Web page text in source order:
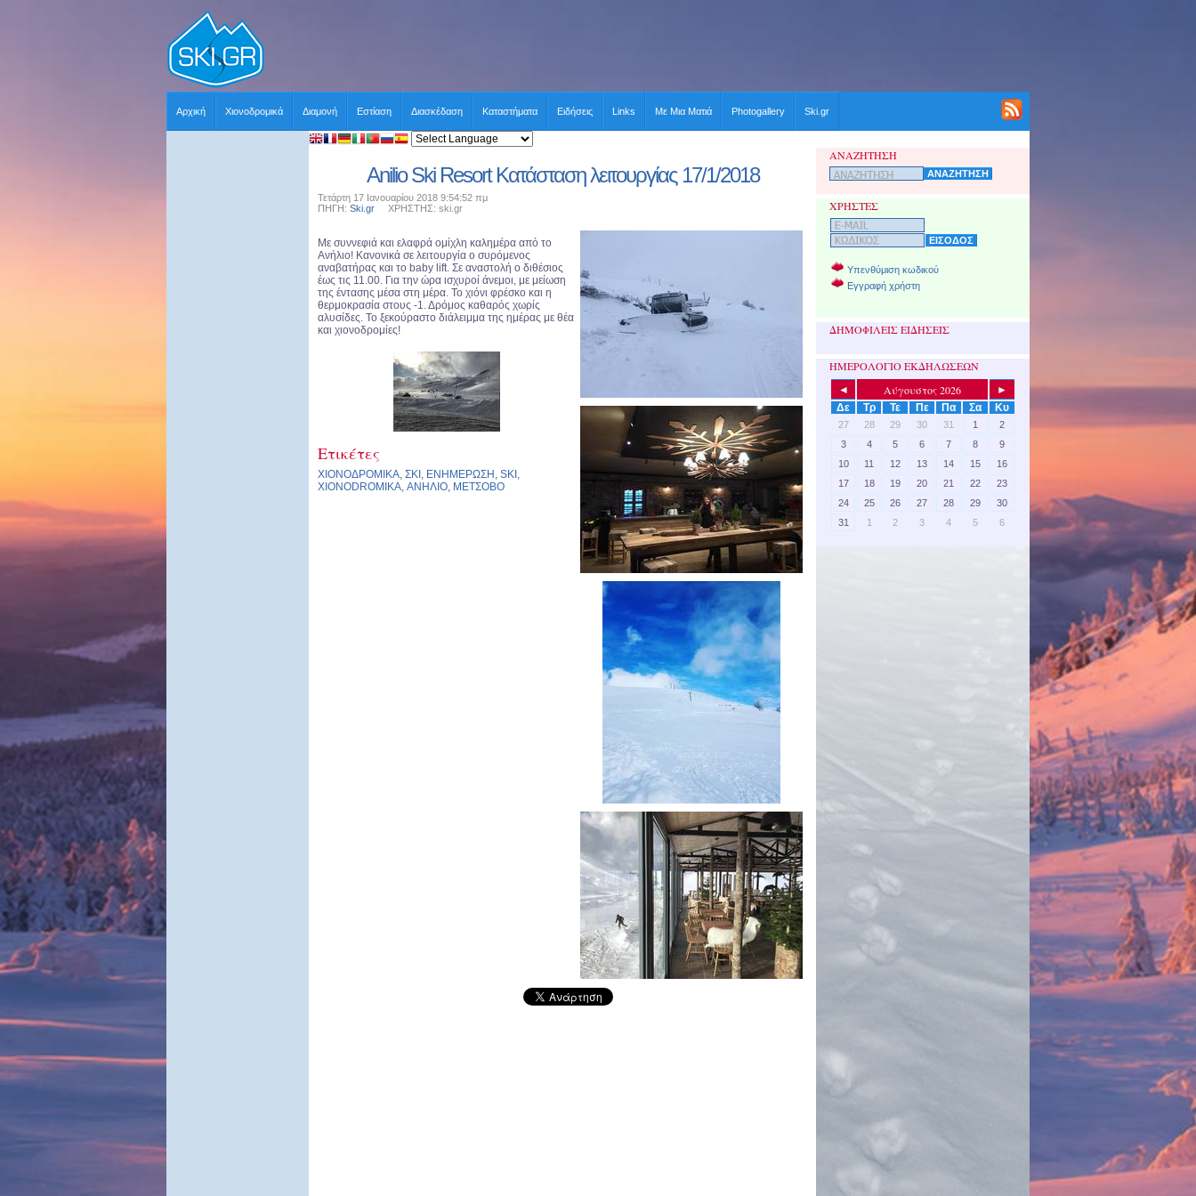
Αρχική Χιονοδρομικά Διαμονή Εστίαση Διασκέδαση Καταστήματα Ειδήσεις Links Με Μια Ματιά Photogallery Ski.gr
Anilio Ski Resort Κατάσταση λειτουργίας 17/1/2018
Τετάρτη 17 Ιανουαρίου 2018 9:54:52 πμ
ΠΗΓΗ: Ski.gr ΧΡΗΣΤΗΣ: ski.gr
Με συννεφιά και ελαφρά ομίχλη καλημέρα από το
Ανήλιο! Κανονικά σε λειτουργία ο συρόμενος
αναβατήρας και το baby lift. Σε αναστολή ο διθέσιος
έως τις 11.00. Για την ώρα ισχυροί άνεμοι, με μείωση
της έντασης μέσα στη μέρα. Το χιόνι φρέσκο και η
θερμοκρασία στους -1. Δρόμος καθαρός χωρίς
αλυσίδες. Το ξεκούραστο διάλειμμα της ημέρας με θέα
και χιονοδρομίες!
Ετικέτες
ΧΙΟΝΟΔΡΟΜΙΚΑ, ΣΚΙ , ΕΝΗΜΕΡΩΣΗ , SKI ,
XIONODROMIKA, ΑΝΗΛΙΟ, ΜΕΤΣΟΒΟ
ΑΝΑΖΗΤΗΣΗ
ΧΡΗΣΤΕΣ
Υπενθύμιση κωδικού
Εγγραφή χρήστη
ΔΗΜΟΦΙΛΕΙΣ ΕΙΔΗΣΕΙΣ
ΗΜΕΡΟΛΟΓΙΟ ΕΚΔΗΛΩΣΕΩΝ
◄ Αύγουστος 2026
►
Δε
Τρ Τε Πε Πα Σα Κυ
27 28 29 30 31 1
2
3
4 5 6 7 8
9
10
11 12 13 14 15
16
17
18 19 20 21 22
23
24
25 26 27 28 29
30
31
1 2 3 4 5 6